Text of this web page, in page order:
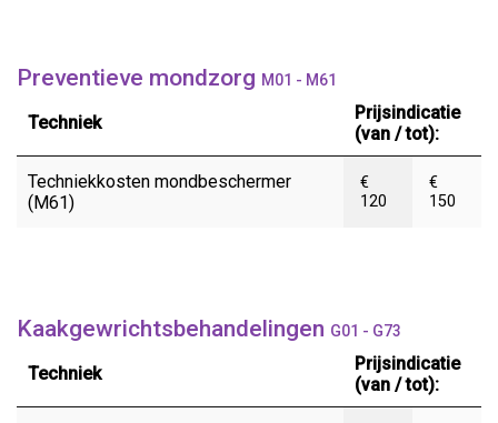
Preventieve mondzorg M01 - M61
Techniek
Prijsindicatie
(van / tot):
Techniekkosten mondbeschermer
(M61)
€
120
€
150
Kaakgewrichtsbehandelingen G01 - G73
Techniek
Prijsindicatie
(van / tot):